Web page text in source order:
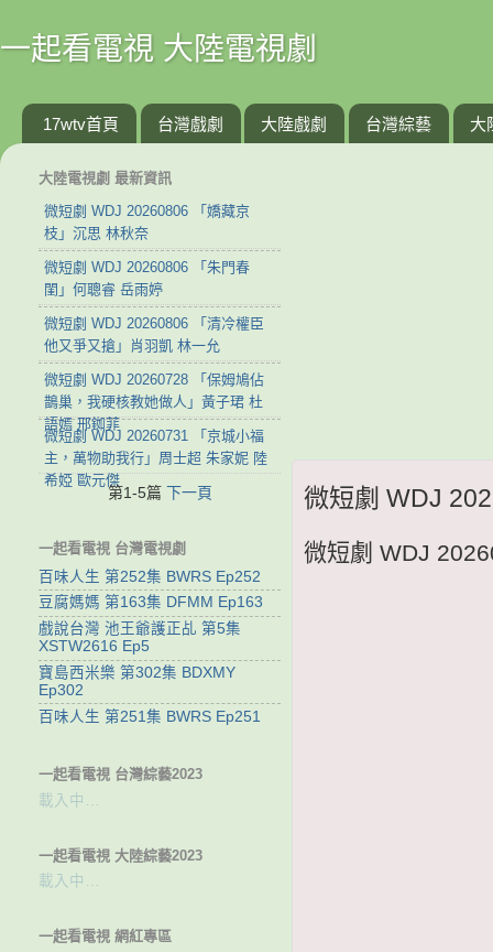
一起看電視 大陸電視劇
17wtv首頁 台灣戲劇 大陸戲劇 台灣綜藝 大
微短劇 WDJ
微短劇 WDJ
大陸電視劇 最新資訊
微短劇 WDJ 20260806 「嬌藏京
枝」沉思 林秋奈
微短劇 WDJ 20260806 「朱門春
閨」何聰睿 岳雨婷
微短劇 WDJ 20260806 「清冷權臣
他又爭又搶」肖羽凱 林一允
微短劇 WDJ 20260728 「保姆鳩佔
鵲巢，我硬核教她做人」黃子珺 杜
語嫣 邢銣菲
微短劇 WDJ 20260731 「京城小福
主，萬物助我行」周士超 朱家妮 陸
希婭 歐元傑
第1-5篇 下一頁
一起看電視 台灣電視劇
百味人生 第252集 BWRS Ep252
豆腐媽媽 第163集 DFMM Ep163
戲說台灣 池王爺護正乩 第5集
XSTW2616 Ep5
寶島西米樂 第302集 BDXMY
Ep302
百味人生 第251集 BWRS Ep251
一起看電視 台灣綜藝2023
載入中…
一起看電視 大陸綜藝2023
載入中…
一起看電視 網紅專區